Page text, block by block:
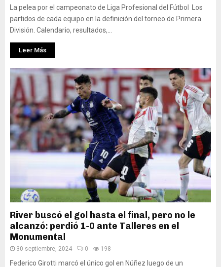
La pelea por el campeonato de Liga Profesional del Fútbol Los
partidos de cada equipo en la definición del torneo de Primera
División. Calendario, resultados,...
Leer Más
River buscó el gol hasta el final, pero no le
alcanzó: perdió 1-0 ante Talleres en el
Monumental
30 septiembre, 2024 0 198
Federico Girotti marcó el único gol en Núñez luego de un